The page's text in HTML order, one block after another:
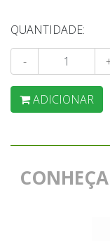
QUANTIDADE:
-
ADICIONAR